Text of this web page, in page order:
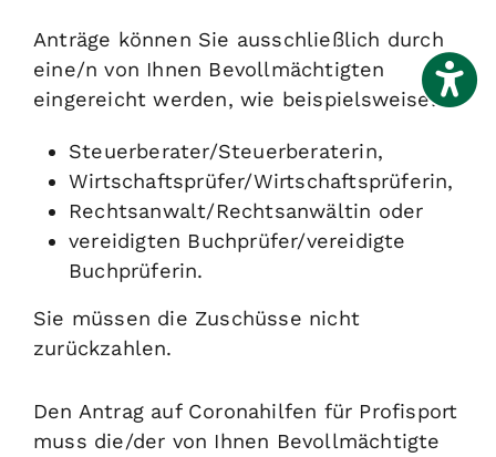
Anträge können Sie ausschließlich durch
eine/n von Ihnen Bevollmächtigten
eingereicht werden, wie beispielsweise:
Steuerberater/Steuerberaterin,
Wirtschaftsprüfer/Wirtschaftsprüferin,
Rechtsanwalt/Rechtsanwältin oder
vereidigten Buchprüfer/vereidigte
Buchprüferin.
Sie müssen die Zuschüsse nicht
zurückzahlen.
Den Antrag auf Coronahilfen für Profisport
muss die/der von Ihnen Bevollmächtigte